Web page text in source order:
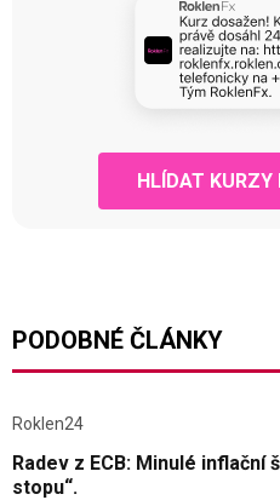
HLÍDAT KURZY
PODOBNÉ ČLÁNKY
Roklen24
Radev z ECB: Minulé inflační
stopu“.